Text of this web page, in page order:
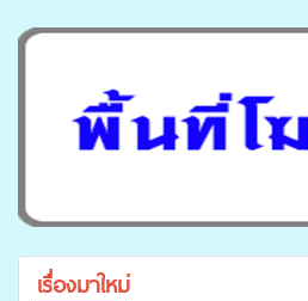
เรื่องมาใหม่